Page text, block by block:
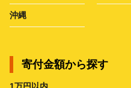
沖縄
寄付金額から探す